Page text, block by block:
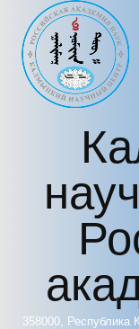
Перейти к основному
358000, Республика